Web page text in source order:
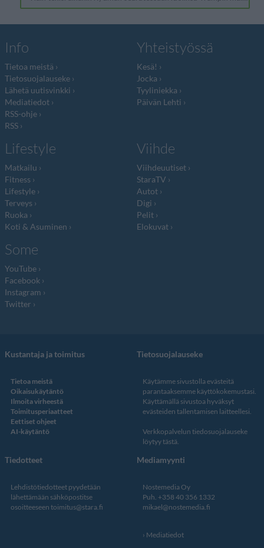
Info
Tietoa meistä
Tietosuojalauseke
Lähetä uutisvinkki
Mediatiedot
RSS-ohje
RSS
Yhteistyössä
Kesä!
Jocka
Tyyliniekka
Päivän Lehti
Lifestyle
Matkailu
Fitness
Lifestyle
Terveys
Ruoka
Koti & Asuminen
Viihde
Viihdeuutiset
StaraTV
Autot
Digi
Pelit
Elokuvat
Some
YouTube
Facebook
Instagram
Twitter
Kustantaja ja toimitus
Tietoa meistä
Oikaisukäytäntö
Ilmoita virheestä
Toimitusperiaatteet
Eettiset ohjeet
AI-käytäntö
Tietosuojalauseke
Käytämme sivustolla evästeitä
parantaaksemme käyttökokemustasi.
Käyttämällä sivustoa hyväksyt
evästeiden tallentamisen laitteellesi.
Verkkopalvelun tiedosuojalauseke
löytyy tästä.
Tiedotteet
Lehdistötiedotteet pyydetään
lähettämään sähköpostitse
osoitteeseen toimitus@stara.fi
Mediamyynti
Nostemedia Oy
Puh. +358 40 356 1332
mikael@nostemedia.fi
Mediatiedot